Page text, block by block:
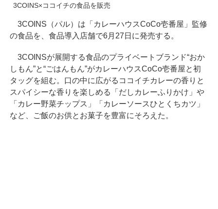
3COINS×ココイチの食品を販売
3COINS（パル）は「カレーハウスCoCo壱番屋」監修
の食品を、食品導入店舗で6月27日に発売する。
3COINSが展開する食品のプライベートブランド“おか
しもん”と“ごはんもん”がカレーハウスCoCo壱番屋と初
タッグを組む。口の中に広がるココイチカレーの香りと
スパイシーな香りを楽しめる「だしカレーふりかけ」や
「カレー野菜チップス」「カレーソースひとくちカツ」
など、ご飯のお供とお菓子を豊富にそろえた。